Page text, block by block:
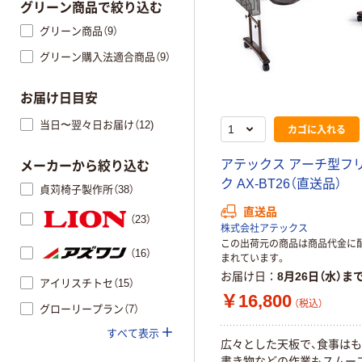
カゴに入れる
アテックス アーチ型フ
ク AX-BT26（直送品）
直送品
株式会社アテックス
この出荷元の商品は商品代金に
まれています。
お届け日 8月26日（水）ま
￥16,800 （税込）
広々とした天板で、食事は
グリーン商品で絞り込む
グリーン商品（9）
グリーン購入法適合商品（9）
お届け日目安
当日〜翌々日お届け（12)
メーカーから絞り込む
貞苅椅子製作所（38）
（23）
（16）
アイリスチトセ（15）
グローリープラン（7）
すべて表示